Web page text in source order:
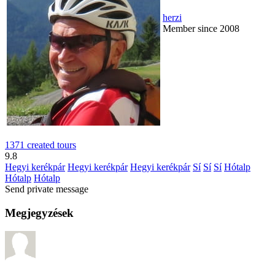
herzi
Member since 2008
1371 created tours
9.8
Hegyi kerékpár Hegyi kerékpár Hegyi kerékpár Sí Sí Sí Hótalp
Hótalp Hótalp
Send private message
Megjegyzések